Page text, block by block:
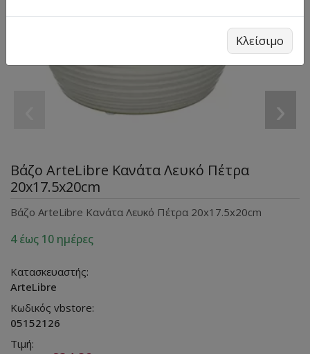
›
Βάζο ArteLibre Κανάτα Λευκό Πέτρα
20x17.5x20cm
Βάζο ArteLibre Κανάτα Λευκό Πέτρα 20x17.5x20cm
4 έως 10 ημέρες
Κατασκευαστής:
ArteLibre
Κωδικός vbstore:
05152126
Τιμή:
Κλείσιμο